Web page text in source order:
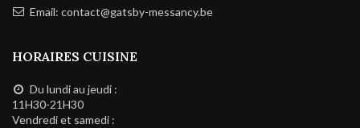
Email: contact@gatsby-messancy.be
HORAIRES CUISINE
Du lundi au jeudi :
11H30-21H30
Vendredi et samedi :